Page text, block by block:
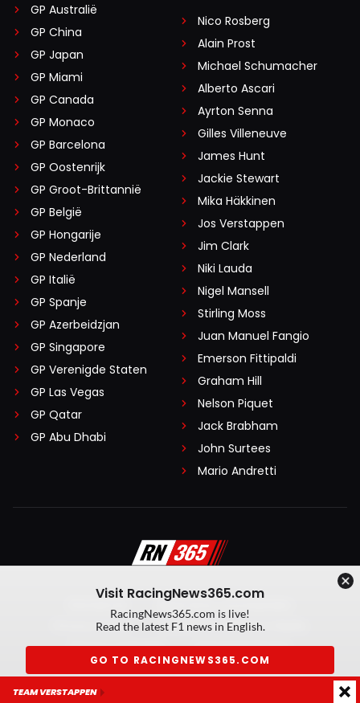
GP Australië
GP China
GP Japan
GP Miami
GP Canada
GP Monaco
GP Barcelona
GP Oostenrijk
GP Groot-Brittannië
GP België
GP Hongarije
GP Nederland
GP Italië
GP Spanje
GP Azerbeidzjan
GP Singapore
GP Verenigde Staten
GP Las Vegas
GP Qatar
GP Abu Dhabi
Nico Rosberg
Alain Prost
Michael Schumacher
Alberto Ascari
Ayrton Senna
Gilles Villeneuve
James Hunt
Jackie Stewart
Mika Häkkinen
Jos Verstappen
Jim Clark
Niki Lauda
Nigel Mansell
Stirling Moss
Juan Manuel Fangio
Emerson Fittipaldi
Graham Hill
Nelson Piquet
Jack Brabham
John Surtees
Mario Andretti
Algemene voorwaarden
Privacy Policy
Created by On Your Marks
Privacy manager
Kansspeluitingen
Visit RacingNews365.com
RacingNews365.com is live!
Read the latest F1 news in English.
GO TO RACINGNEWS365.COM
TEAM VERSTAPPEN